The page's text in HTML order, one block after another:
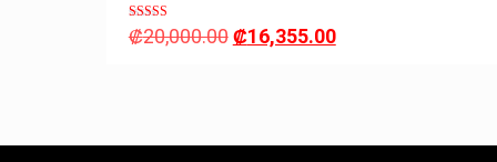
Valorado en
5.00
₡20,000.00 Original
₡16,355.00Current